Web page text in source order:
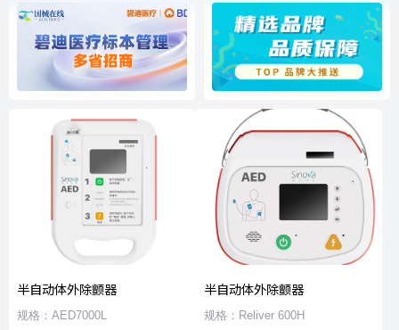
半自动体外除颤器
规格：AED7000L
半自动体外除颤器
规格：Reliver 600H